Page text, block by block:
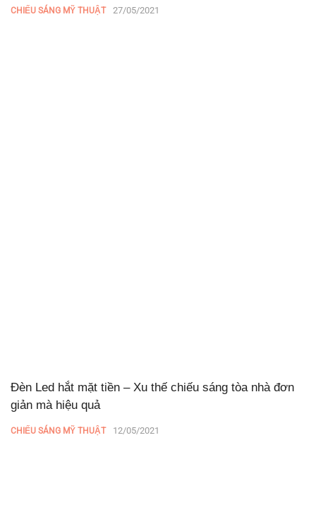
CHIẾU SÁNG MỸ THUẬT 27/05/2021
Đèn Led hắt mặt tiền – Xu thế chiếu sáng tòa nhà đơn
giản mà hiệu quả
CHIẾU SÁNG MỸ THUẬT 12/05/2021